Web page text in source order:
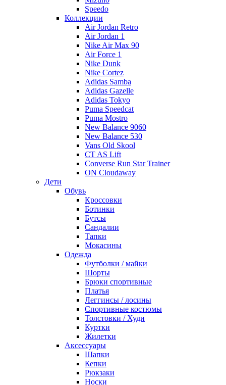
Speedo
Коллекции
Air Jordan Retro
Air Jordan 1
Nike Air Max 90
Air Force 1
Nike Dunk
Nike Cortez
Adidas Samba
Adidas Gazelle
Adidas Tokyo
Puma Speedcat
Puma Mostro
New Balance 9060
New Balance 530
Vans Old Skool
CT AS Lift
Converse Run Star Trainer
ON Cloudaway
Дети
Обувь
Кроссовки
Ботинки
Бутсы
Сандалии
Тапки
Мокасины
Одежда
Футболки / майки
Шорты
Брюки спортивные
Платья
Леггинсы / лосины
Спортивные костюмы
Толстовки / Худи
Куртки
Жилетки
Аксессуары
Шапки
Кепки
Рюкзаки
Носки